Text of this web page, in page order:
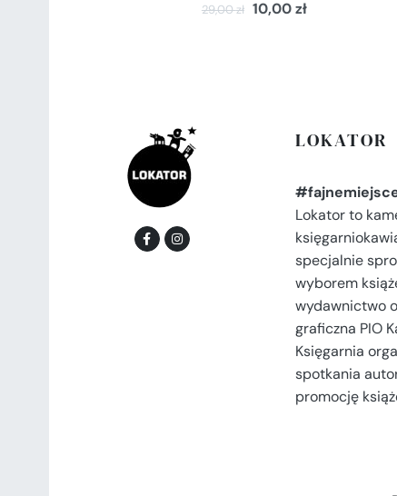
29,00zł 10,00zł
LOKATOR
Lokator to
specjalnie
wyborem
wydawnictwo
graficzna PIO
Księgarnia
spotkania
promocję